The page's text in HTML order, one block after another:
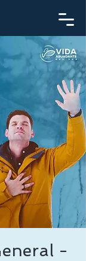
-